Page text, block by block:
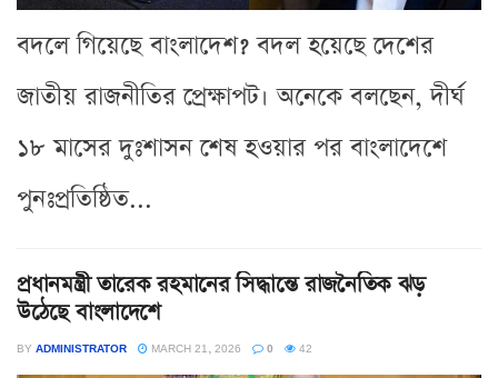
বদলে গিয়েছে বাংলাদেশ? বদল হয়েছে দেশের
জাতীয় রাজনীতির প্রেক্ষাপট। অনেকে বলছেন, দীর্ঘ
১৮ মাসের দুঃশাসন শেষ হওয়ার পর বাংলাদেশে
পুনঃপ্রতিষ্ঠিত...
প্রধানমন্ত্রী তারেক রহমানের সিদ্ধান্তে রাজনৈতিক ঝড়
উঠেছে বাংলাদেশে
BY ADMINISTRATOR MARCH 21, 2026 0 42